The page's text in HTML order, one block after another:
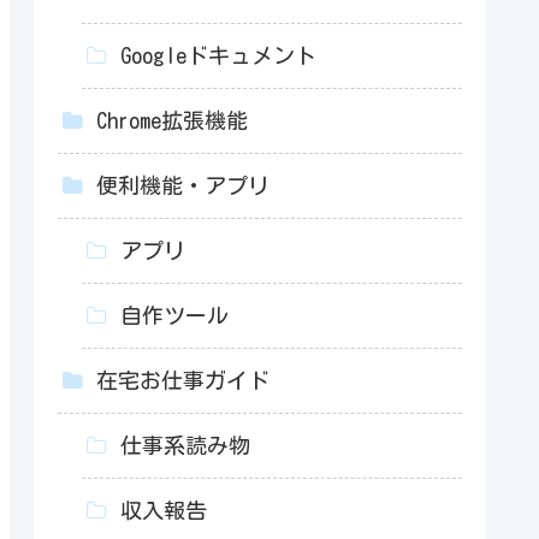
Googleドキュメント
Chrome拡張機能
便利機能・アプリ
アプリ
自作ツール
在宅お仕事ガイド
仕事系読み物
収入報告